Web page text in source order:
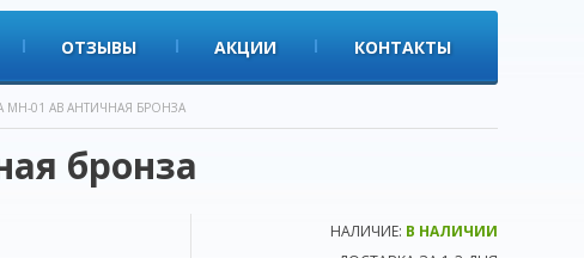
ОТЗЫВЫ АКЦИИ КОНТАКТЫ
MH-01 AB АНТИЧНАЯ БРОНЗА
бронза
НАЛИЧИЕ: В НАЛИЧИИ